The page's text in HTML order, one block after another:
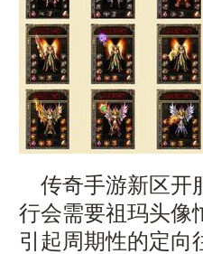
传奇手游新区开
行会需要祖玛头像
引起周期性的定向